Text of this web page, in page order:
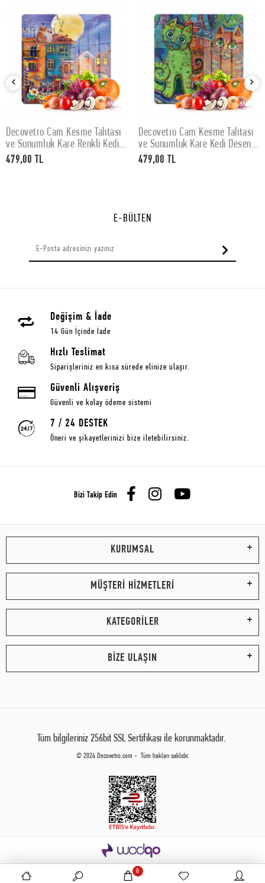
SEPETE EKLE
Decovetro Cam Kesme Tahtası
ve Sunumluk Kare Renkli Kedi
Desenli 30x30 Cm
479,00 TL
SEPETE EKLE
Decovetro Cam Kesme Tahtası
ve Sunumluk Kare Kedi Desenli
30x30 Cm
479,00 TL
E-BÜLTEN
Değişim & İade
14 Gün İçinde İade
Hızlı Teslimat
Siparişleriniz en kısa sürede elinize ulaşır.
Güvenli Alışveriş
Güvenli ve kolay ödeme sistemi
7 / 24 DESTEK
Öneri ve şikayetlerinizi bize iletebilirsiniz.
Bizi Takip Edin
KURUMSAL
MÜŞTERİ HİZMETLERİ
KATEGORİLER
BİZE ULAŞIN
Tüm bilgileriniz 256bit SSL Sertifikası ile korunmaktadır.
© 2024 Decovetro.com - Tüm hakları saklıdır.
0